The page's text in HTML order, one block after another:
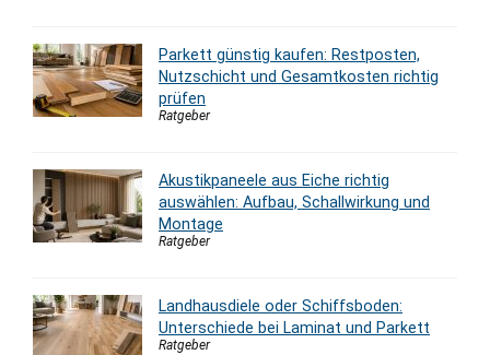
Parkett günstig kaufen: Restposten,
Nutzschicht und Gesamtkosten richtig
prüfen
Ratgeber
Akustikpaneele aus Eiche richtig
auswählen: Aufbau, Schallwirkung und
Montage
Ratgeber
Landhausdiele oder Schiffsboden:
Unterschiede bei Laminat und Parkett
Ratgeber